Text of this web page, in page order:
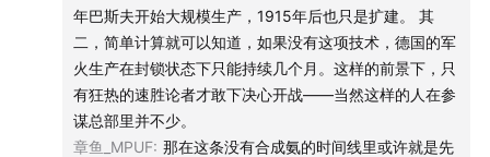
年巴斯夫开始大规模生产，1915年后也只是扩建。 其
二，简单计算就可以知道，如果没有这项技术，德国的军
火生产在封锁状态下只能持续几个月。这样的前景下，只
有狂热的速胜论者才敢下决心开战——当然这样的人在参
谋总部里并不少。
章鱼_MPUF: 那在这条没有合成氨的时间线里或许就是先